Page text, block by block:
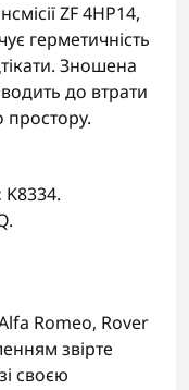
ZF 4HP14,
герметичність
Зношена
до втрати
простору.
K8334.
Romeo, Rover
звірте
своєю